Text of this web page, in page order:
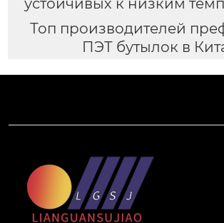
Топ производителей
ПЭТ бутылок в